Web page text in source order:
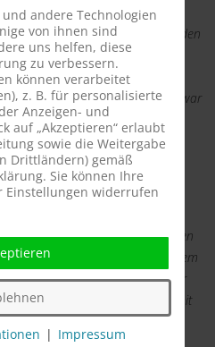
Nach einem kurzen Smalltalk
Arbeit. Er reinigte meine beiden
fast 1 Stunde. Im Anschluss
damit wir uns rechtzeitig
einigen Jahren Allergikerin bin war
der ersten Nacht war ich
ohne Jucken und verstopfter
und die ruhigen Nächte.
12.11.2014
haben die Milbencleaner
nur 120% ig saubere Betten
sehr professionell und außerdem
wir zu beherzigen wissen. Wir
buchen, denn wir können mit
.
andere Technologien
von ihnen sind
uns helfen, diese
zu verbessern.
können verarbeitet
z. B. für personalisierte
Anzeigen- und
auf „Akzeptieren“ erlaubt
sowie die Weitergabe
Drittländern) gemäß
Sie können Ihre
Einstellungen widerrufen
| Impressum